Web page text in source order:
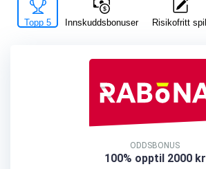
Topp 5 Innskuddsbonuser Risikofritt spill
ODDSBONUS
100% opptil 2000 kr